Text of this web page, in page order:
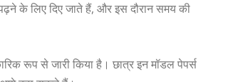
के लिए दिए जाते हैं, और इस दौरान समय की
रूप से जारी किया है। छात्र इन मॉडल पेपर्स